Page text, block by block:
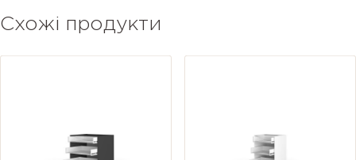
Схожі продукти